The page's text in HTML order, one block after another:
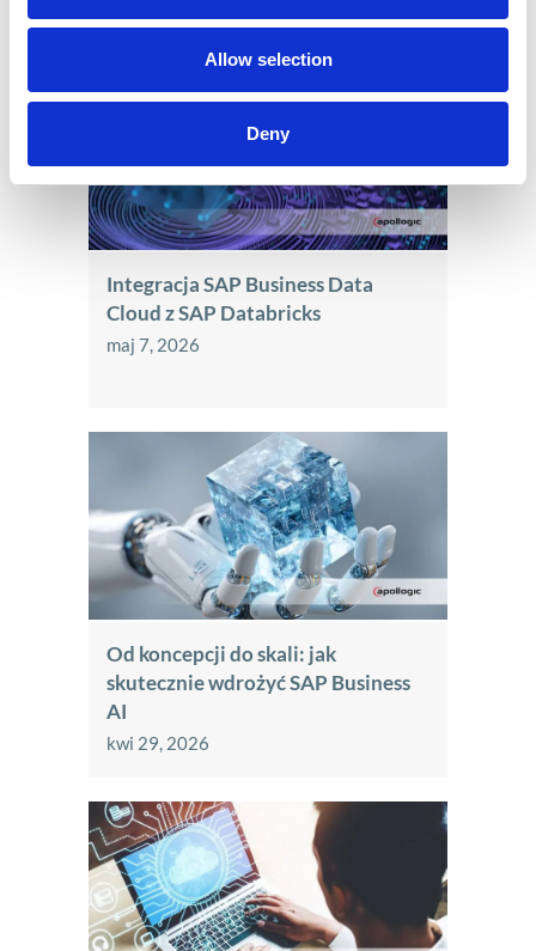
Allow selection
Deny
Podobne wpisy
Integracja SAP Business Data
Cloud z SAP Databricks
maj 7, 2026
Od koncepcji do skali: jak
skutecznie wdrożyć SAP Business
AI
kwi 29, 2026